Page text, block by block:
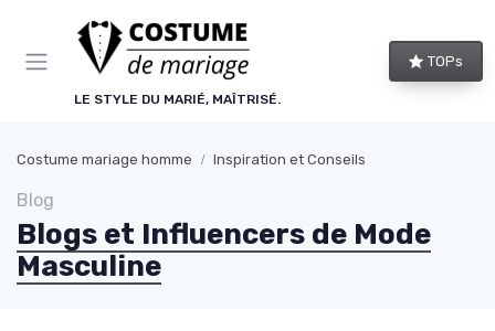
LE STYLE DU MARIÉ, MAÎTRISÉ.
TOPs
Costume mariage homme Inspiration et Conseils
Blog
Blogs et Influencers de Mode
Masculine